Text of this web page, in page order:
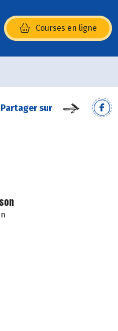
Courses en ligne
dans une nouvelle
Partager sur